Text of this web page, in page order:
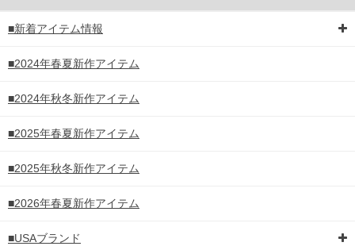
■新着アイテム情報
■2024年春夏新作アイテム
■2024年秋冬新作アイテム
■2025年春夏新作アイテム
■2025年秋冬新作アイテム
■2026年春夏新作アイテム
■USAブランド